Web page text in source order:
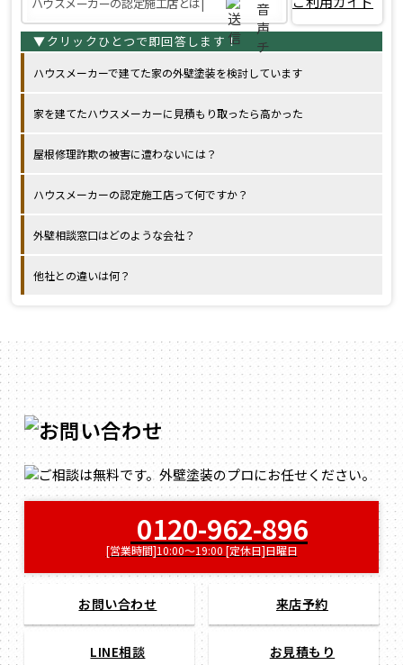
ハウスメーカーで建てた家の外壁塗装を検討しています
家を建てたハウスメーカーに見積もり取ったら高かった
屋根修理詐欺の被害に遭わないには？
ハウスメーカーの認定施工店って何ですか？
外壁相談窓口はどのような会社？
他社との違いは何？
0120-962-896
[営業時間]10:00～19:00 [定休日]日曜日
お問い合わせ 来店予約
LINE相談 お見積もり